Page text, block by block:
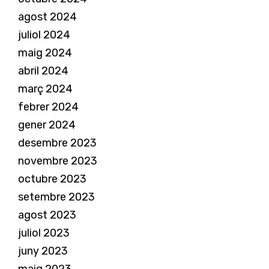
agost 2024
juliol 2024
maig 2024
abril 2024
març 2024
febrer 2024
gener 2024
desembre 2023
novembre 2023
octubre 2023
setembre 2023
agost 2023
juliol 2023
juny 2023